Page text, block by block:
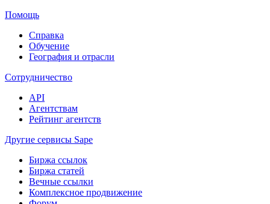
Помощь
Справка
Обучение
География и отрасли
Сотрудничество
API
Агентствам
Рейтинг агентств
Другие сервисы Sape
Биржа ссылок
Биржа статей
Вечные ссылки
Комплексное продвижение